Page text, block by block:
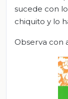
sucede con
chiquito y lo
Observa con